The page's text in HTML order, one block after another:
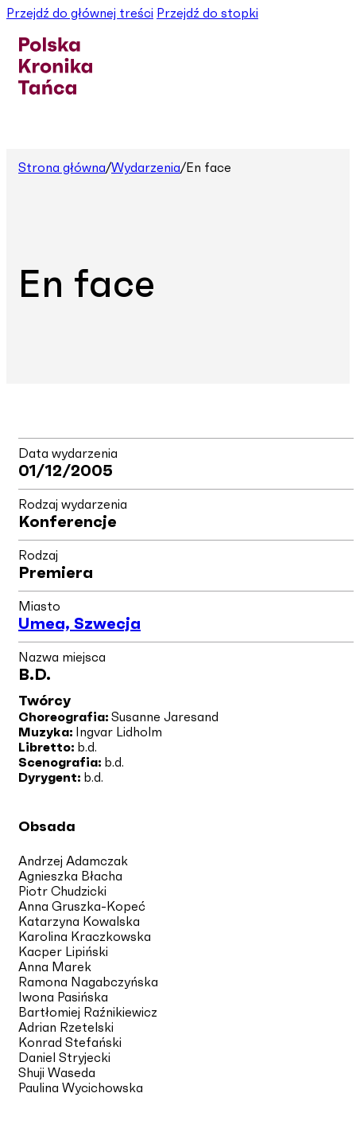
Przejdź do głównej treści Przejdź do stopki
Strona główna/Wydarzenia/En face
En face
Data wydarzenia
01/12/2005
Rodzaj wydarzenia
Konferencje
Rodzaj
Premiera
Miasto
Umea, Szwecja
Nazwa miejsca
B.d.
Twórcy
Choreografia: Susanne Jaresand
Muzyka:
Ingvar Lidholm
Libretto: b.d.
Scenografia: b.d.
Dyrygent: b.d.
Obsada
Andrzej Adamczak
Agnieszka Błacha
Piotr Chudzicki
Anna Gruszka-Kopeć
Katarzyna Kowalska
Karolina Kraczkowska
Kacper Lipiński
Anna Marek
Ramona Nagabczyńska
Iwona Pasińska
Bartłomiej Raźnikiewicz
Adrian Rzetelski
Konrad Stefański
Daniel Stryjecki
Shuji Waseda
Paulina Wycichowska